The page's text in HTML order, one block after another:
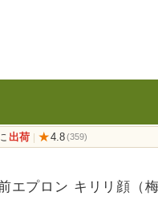
出荷 | ★4.8 (359)
エプロン キリリ顔（梅